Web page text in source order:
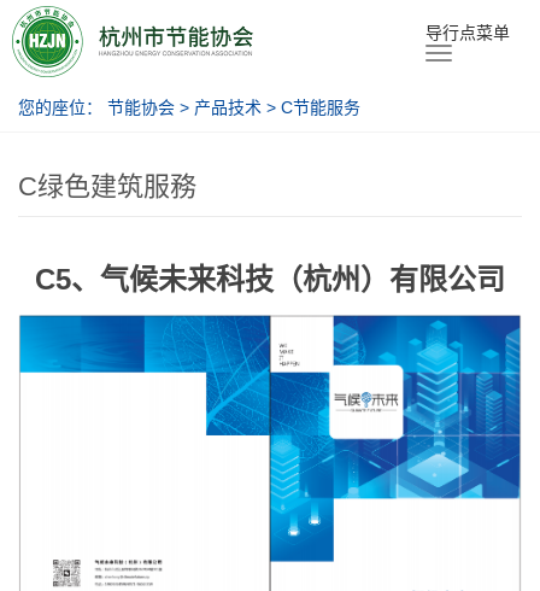
节能协会 导行点菜单
您的座位： 节能协会 > 产品技术 > C节能服务
C绿色建筑服務
C5、气候未来科技（杭州）有限公司